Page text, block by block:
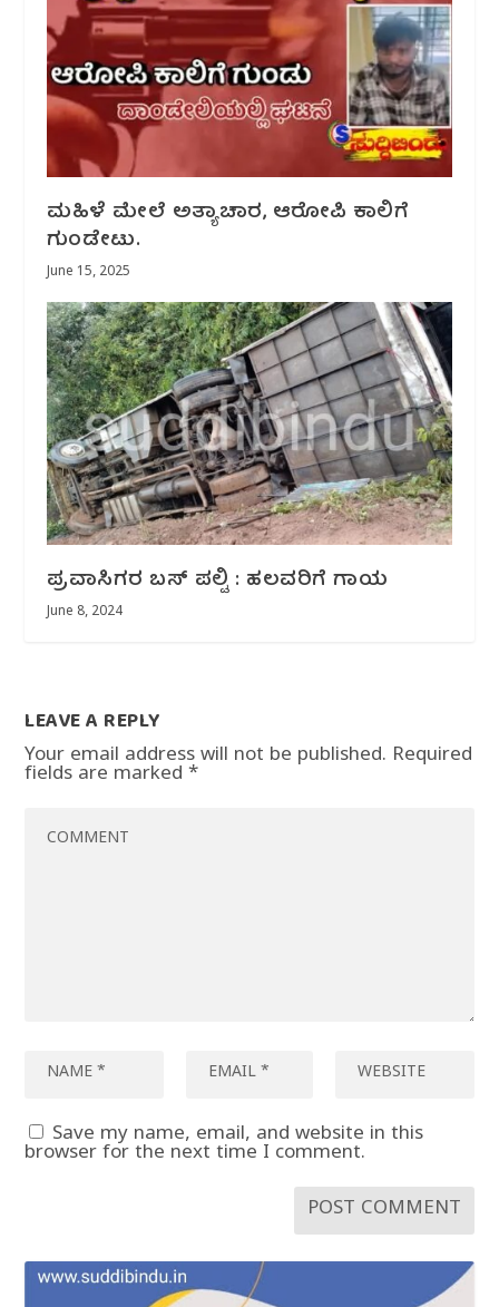
ಮಹಿಳೆ ಮೇಲೆ ಅತ್ಯಾಚಾರ, ಆರೋಪಿ ಕಾಲಿಗೆ
ಗುಂಡೇಟು.
June 15, 2025
ಪ್ರವಾಸಿಗರ ಬಸ್ ಪಲ್ಟಿ : ಹಲವರಿಗೆ ಗಾಯ
June 8, 2024
LEAVE A REPLY
Your email address will not be published. Required
fields are marked*
Save my name, email, and website in this
browser for the next time I comment.